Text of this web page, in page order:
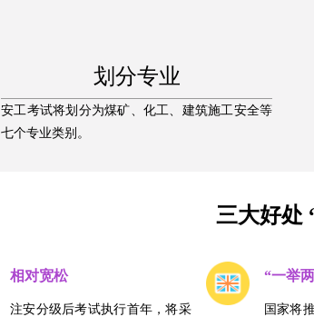
划分专业
安工考试将划分为煤矿、化工、建筑施工安全等
七个专业类别。
三大好处
相对宽松
注安分级后考试执行首年，将采
“一举
国家将